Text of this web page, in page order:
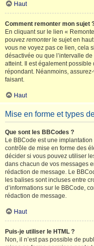
Haut
Comment remonter mon sujet
En cliquant sur le lien «
pouvez remonterle sujet en
vous ne voyez pas ce lien, cela
désactivée ou que l’intervalle
atteint. Il est également
répondant. Néanmoins,
faisant.
Haut
Mise en forme et types
Que sont les BBCodes ?
Le BBCode est une
contrôle de mise en forme des
décider si vous pouvez utiliser
dans chacun de vos messages
rédaction de message. Le
les balises sont incluses entre
d’informations sur le BBCode,
rédaction de message.
Haut
Puis-je utiliser le HTML ?
Non, il n’est pas possible de